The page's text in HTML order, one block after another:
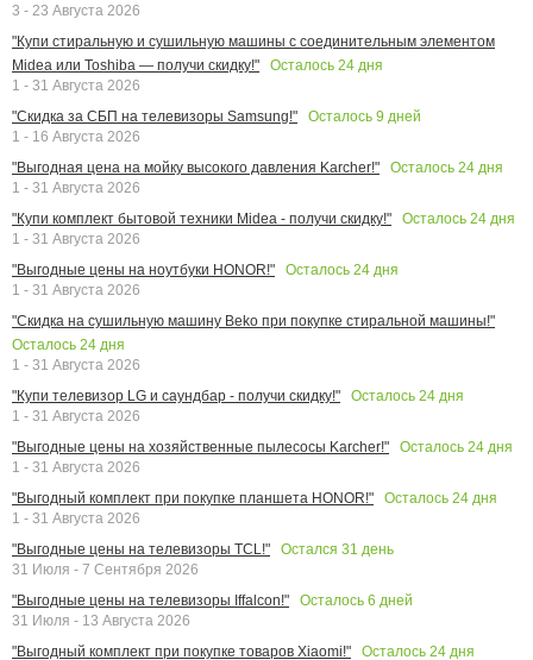
3 - 23 Августа 2026
"Купи стиральную и сушильную машины с соединительным элементом
Midea или Toshiba — получи скидку!"
Осталось 24 дня
1 - 31 Августа 2026
"Скидка за СБП на телевизоры Samsung!"
Осталось 9 дней
1 - 16 Августа 2026
"Выгодная цена на мойку высокого давления Karcher!"
Осталось 24 дня
1 - 31 Августа 2026
"Купи комплект бытовой техники Midea - получи скидку!"
Осталось 24 дня
1 - 31 Августа 2026
"Выгодные цены на ноутбуки HONOR!"
Осталось 24 дня
1 - 31 Августа 2026
"Скидка на сушильную машину Beko при покупке стиральной машины!"
Осталось 24 дня
1 - 31 Августа 2026
"Купи телевизор LG и саундбар - получи скидку!"
Осталось 24 дня
1 - 31 Августа 2026
"Выгодные цены на хозяйственные пылесосы Karcher!"
Осталось 24 дня
1 - 31 Августа 2026
"Выгодный комплект при покупке планшета HONOR!"
Осталось 24 дня
1 - 31 Августа 2026
"Выгодные цены на телевизоры TCL!"
Остался 31 день
31 Июля - 7 Сентября 2026
"Выгодные цены на телевизоры Iffalcon!"
Осталось 6 дней
31 Июля - 13 Августа 2026
"Выгодный комплект при покупке товаров Xiaomi!"
Осталось 24 дня